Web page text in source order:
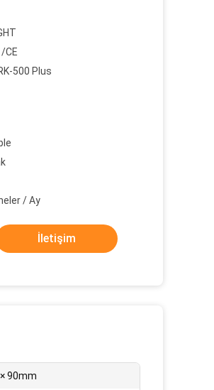
CE
500 Plus
/ Ay
İletişim
90mm